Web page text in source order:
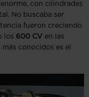
con cilindradas
No buscaba ser
fueron creciendo
los 600 CV en las
conocidos es el